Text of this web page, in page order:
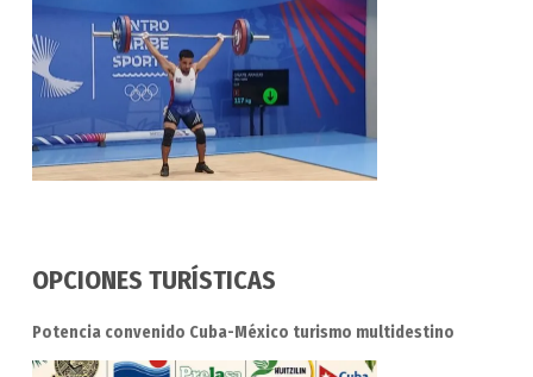
OPCIONES TURÍSTICAS
Potencia convenido Cuba-México turismo multidestino